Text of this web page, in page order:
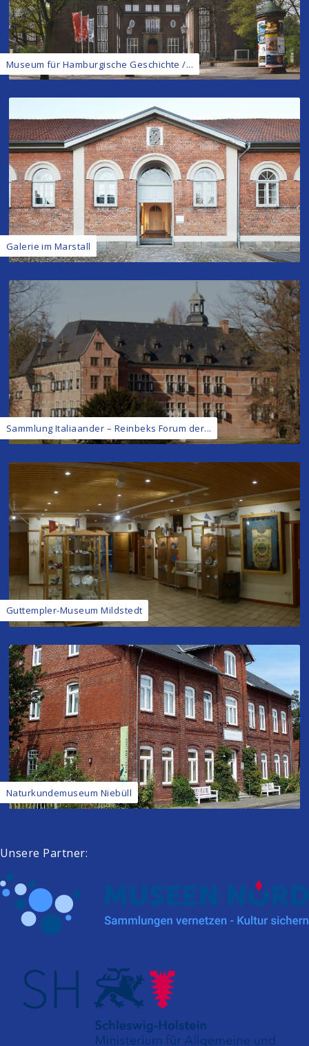
Museum für Hamburgische Geschichte /...
Galerie im Marstall
Sammlung Italiaander – Reinbeks Forum der...
Guttempler-Museum Mildstedt
Naturkundemuseum Niebüll
Unsere Partner: